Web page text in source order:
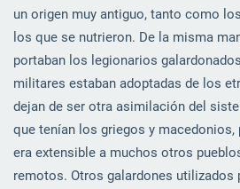
un origen muy antiguo, tanto como
los que se nutrieron. De la misma
portaban los legionarios
militares estaban adoptadas de los
dejan de ser otra asimilación del
que tenían los griegos y macedonios,
era extensible a muchos otros
remotos. Otros galardones